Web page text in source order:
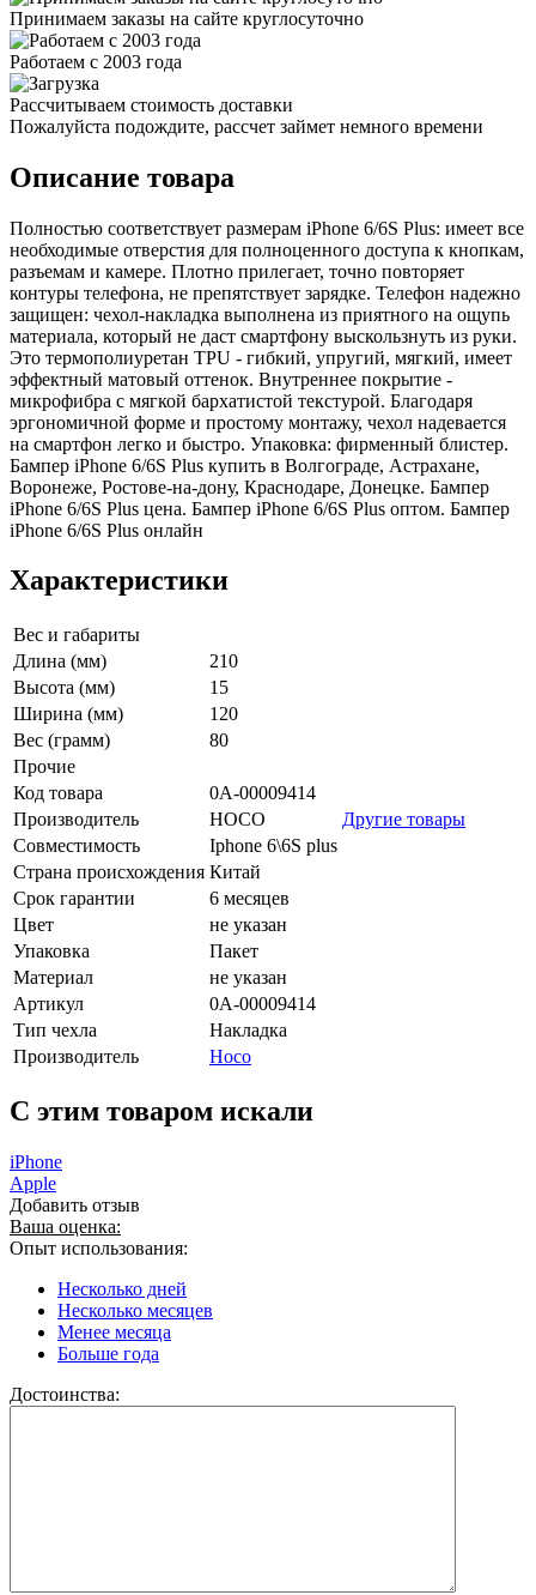
Принимаем заказы на сайте круглосуточно
Работаем с 2003 года
Рассчитываем стоимость доставки
Пожалуйста подождите, рассчет займет немного времени
Описание товара
Полностью соответствует размерам iPhone 6/6S Plus: имеет все
необходимые отверстия для полноценного доступа к кнопкам,
разъемам и камере. Плотно прилегает, точно повторяет
контуры телефона, не препятствует зарядке. Телефон надежно
защищен: чехол-накладка выполнена из приятного на ощупь
материала, который не даст смартфону выскользнуть из руки.
Это термополиуретан TPU - гибкий, упругий, мягкий, имеет
эффектный матовый оттенок. Внутреннее покрытие -
микрофибра с мягкой бархатистой текстурой. Благодаря
эргономичной форме и простому монтажу, чехол надевается
на смартфон легко и быстро. Упаковка: фирменный блистер.
Бампер iPhone 6/6S Plus купить в Волгограде, Астрахане,
Воронеже, Ростове-на-дону, Краснодаре, Донецке. Бампер
iPhone 6/6S Plus цена. Бампер iPhone 6/6S Plus оптом. Бампер
iPhone 6/6S Plus онлайн
Характеристики
Вес и габариты
Длина (мм)
210
Высота (мм)
15
Ширина (мм)
120
Вес (грамм)
80
Прочие
Код товара
0А-00009414
Производитель
HOCO
Другие товары
Совместимость
Iphone 6\6S plus
Страна происхождения Китай
Срок гарантии
6 месяцев
Цвет
не указан
Упаковка
Пакет
Материал
не указан
Артикул
0А-00009414
Тип чехла
Накладка
Производитель
Hoco
C этим товаром искали
iPhone
Apple
Добавить отзыв
Ваша оценка:
Опыт использования:
Несколько дней
Несколько месяцев
Менее месяца
Больше года
Достоинства: